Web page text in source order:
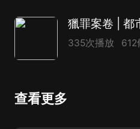
獵罪案卷 | 都
335次播放 612
查看更多